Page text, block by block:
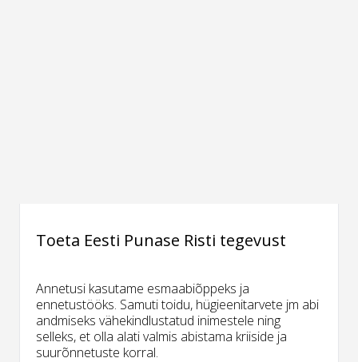
Toeta Eesti Punase Risti tegevust
Annetusi kasutame esmaabiõppeks ja
ennetustööks. Samuti toidu, hügieenitarvete jm abi
andmiseks vähekindlustatud inimestele ning
selleks, et olla alati valmis abistama kriiside ja
suurõnnetuste korral.